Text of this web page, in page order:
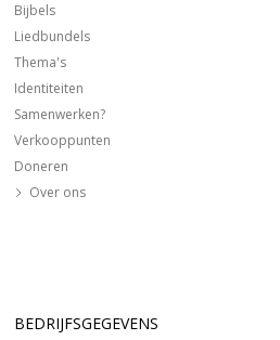
Bijbels
Liedbundels
Thema's
Identiteiten
Samenwerken?
Verkooppunten
Doneren
Over ons
BEDRIJFSGEGEVENS